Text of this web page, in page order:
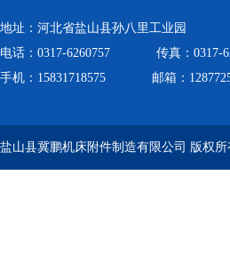
地址：河北省盐山县孙八里工业园
电话：0317-6260757 传真：0317-
手机：15831718575 邮箱：
盐山县冀鹏机床附件制造有限公司 版